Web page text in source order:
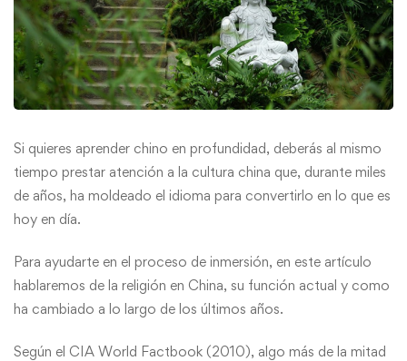
Si quieres aprender chino en profundidad, deberás al mismo
tiempo prestar atención a la cultura china que, durante miles
de años, ha moldeado el idioma para convertirlo en lo que es
hoy en día.
Para ayudarte en el proceso de inmersión, en este artículo
hablaremos de la religión en China, su función actual y como
ha cambiado a lo largo de los últimos años.
Según el CIA World Factbook (2010), algo más de la mitad